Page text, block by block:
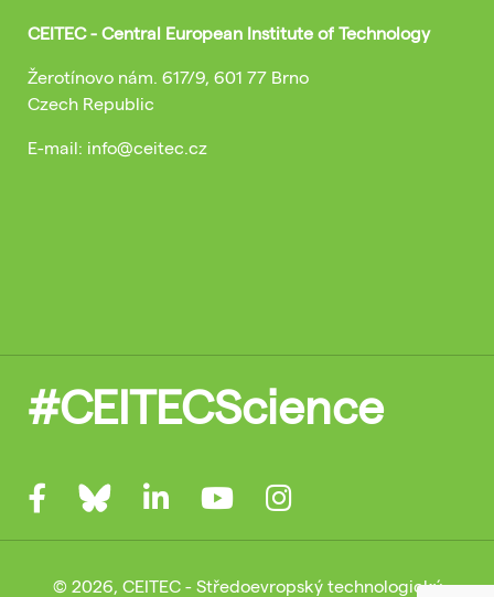
CEITEC - Central European Institute of Technology
Žerotínovo nám. 617/9, 601 77 Brno
Czech Republic
E-mail: info@ceitec.cz
#CEITECScience
© 2026, CEITEC - Středoevropský technologický